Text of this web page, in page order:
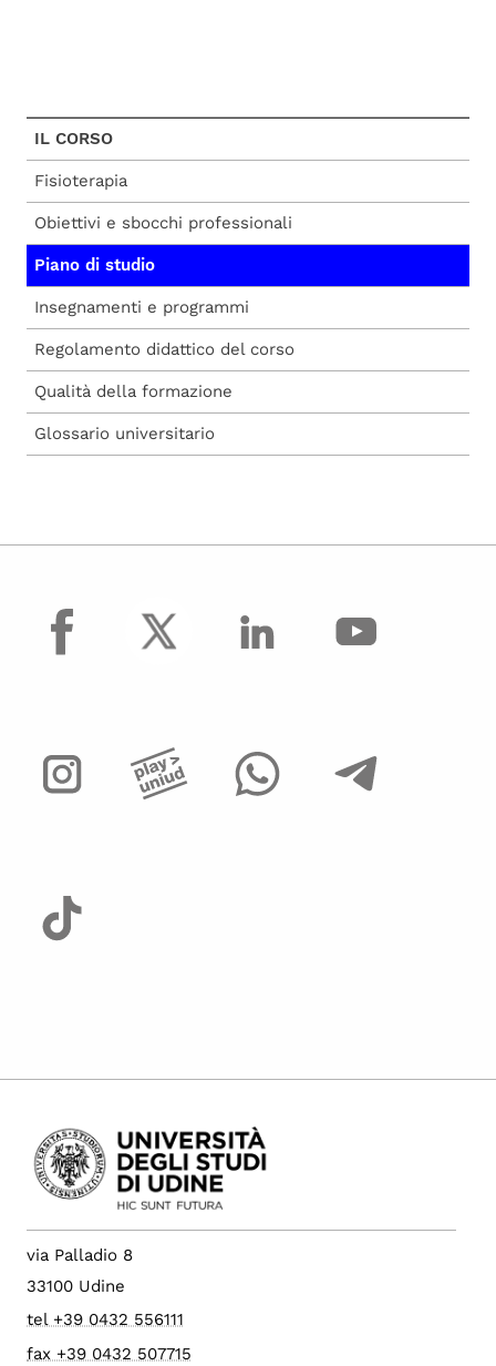
IL CORSO
Fisioterapia
Obiettivi e sbocchi professionali
Piano di studio
Insegnamenti e programmi
Regolamento didattico del corso
Qualità della formazione
Glossario universitario
facebook
via Palladio 8
33100 Udine
tel +39 0432 556111
fax +39 0432 507715